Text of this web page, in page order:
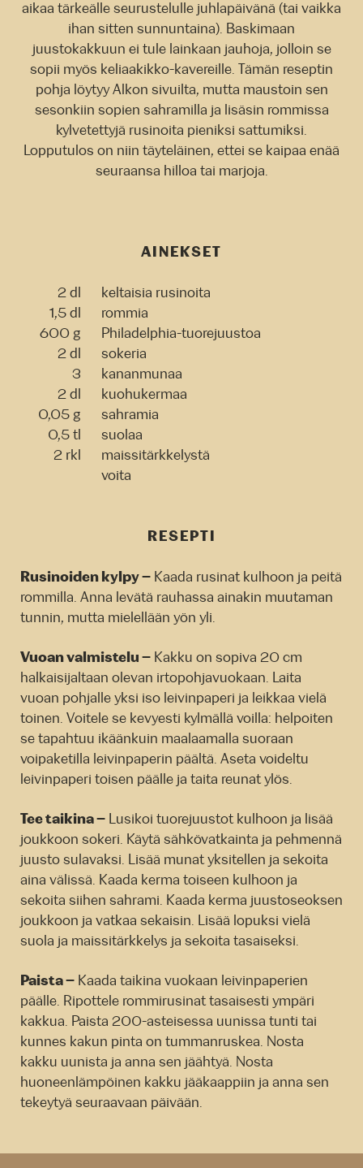
aikaa tärkeälle seurustelulle juhlapäivänä (tai vaikka
ihan sitten sunnuntaina). Baskimaan
juustokakkuun ei tule lainkaan jauhoja, jolloin se
sopii myös keliaakikko-kavereille. Tämän reseptin
pohja löytyy Alkon sivuilta, mutta maustoin sen
sesonkiin sopien sahramilla ja lisäsin rommissa
kylvetettyjä rusinoita pieniksi sattumiksi.
Lopputulos on niin täyteläinen, ettei se kaipaa enää
seuraansa hilloa tai marjoja.
AINEKSET
2 dl
keltaisia rusinoita
1,5 dl
rommia
600 g
Philadelphia-tuorejuustoa
2 dl
sokeria
3
kananmunaa
2 dl
kuohukermaa
0,05 g
sahramia
0,5 tl
suolaa
2 rkl
maissitärkkelystä
voita
RESEPTI
Rusinoiden kylpy – Kaada rusinat kulhoon ja peitä
rommilla. Anna levätä rauhassa ainakin muutaman
tunnin, mutta mielellään yön yli.
Vuoan valmistelu – Kakku on sopiva 20 cm
halkaisijaltaan olevan irtopohjavuokaan. Laita
vuoan pohjalle yksi iso leivinpaperi ja leikkaa vielä
toinen. Voitele se kevyesti kylmällä voilla: helpoiten
se tapahtuu ikäänkuin maalaamalla suoraan
voipaketilla leivinpaperin päältä. Aseta voideltu
leivinpaperi toisen päälle ja taita reunat ylös.
Tee taikina – Lusikoi tuorejuustot kulhoon ja lisää
joukkoon sokeri. Käytä sähkövatkainta ja pehmennä
juusto sulavaksi. Lisää munat yksitellen ja sekoita
aina välissä. Kaada kerma toiseen kulhoon ja
sekoita siihen sahrami. Kaada kerma juustoseoksen
joukkoon ja vatkaa sekaisin. Lisää lopuksi vielä
suola ja maissitärkkelys ja sekoita tasaiseksi.
Paista – Kaada taikina vuokaan leivin­paperien
päälle. Ripottele rommirusinat tasaisesti ympäri
kakkua. Paista 200-asteisessa uunissa tunti tai
kunnes kakun pinta on tummanruskea. Nosta
kakku uunista ja anna sen jäähtyä. Nosta
huoneenlämpöinen kakku jääkaappiin ja anna sen
tekeytyä seuraavaan päivään.